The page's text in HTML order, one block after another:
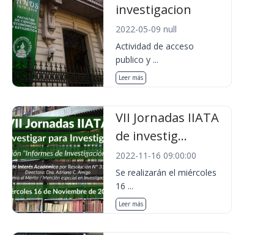
investigacion
2022-05-09 null
Actividad de acceso
publico y ...
Leer más
VII Jornadas IIATA
de investig...
2022-11-16 09:00:00
Se realizarán el miércoles
16 ...
Leer más